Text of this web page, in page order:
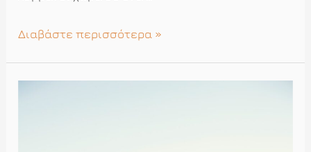
Ιδέες
Διαβάστε περισσότερα »